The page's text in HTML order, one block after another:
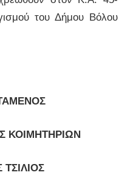
του Δήμου Βόλου
ΚΟΙΜΗΤΗΡΙΩΝ